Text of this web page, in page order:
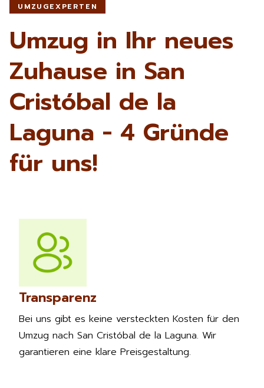
UMZUGEXPERTEN
Umzug in Ihr neues
Zuhause in San
Cristóbal de la
Laguna - 4 Gründe
für uns!
Transparenz
Bei uns gibt es keine versteckten Kosten für den
Umzug nach San Cristóbal de la Laguna. Wir
garantieren eine klare Preisgestaltung.